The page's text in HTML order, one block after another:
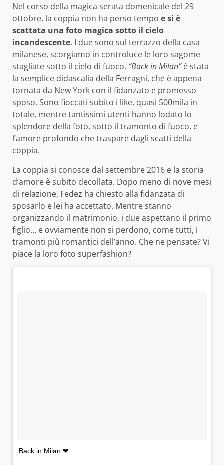
Nel corso della magica serata domenicale del 29
ottobre, la coppia non ha perso tempo e si è
scattata una foto magica sotto il cielo
incandescente. I due sono sul terrazzo della casa
milanese, scorgiamo in controluce le loro sagome
stagliate sotto il cielo di fuoco. “Back in Milan”è stata
la semplice didascalia della Ferragni, che è appena
tornata da New York con il fidanzato e promesso
sposo. Sono fioccati subito i like, quasi 500mila in
totale, mentre tantissimi utenti hanno lodato lo
splendore della foto, sotto il tramonto di fuoco, e
l’amore profondo che traspare dagli scatti della
coppia.
La coppia si conosce dal settembre 2016 e la storia
d’amore è subito decollata. Dopo meno di nove mesi
di relazione, Fedez ha chiesto alla fidanzata di
sposarlo e lei ha accettato. Mentre stanno
organizzando il matrimonio, i due aspettano il primo
figlio… e ovviamente non si perdono, come tutti, i
tramonti più romantici dell’anno. Che ne pensate? Vi
piace la loro foto superfashion?
Back in Milan ❤